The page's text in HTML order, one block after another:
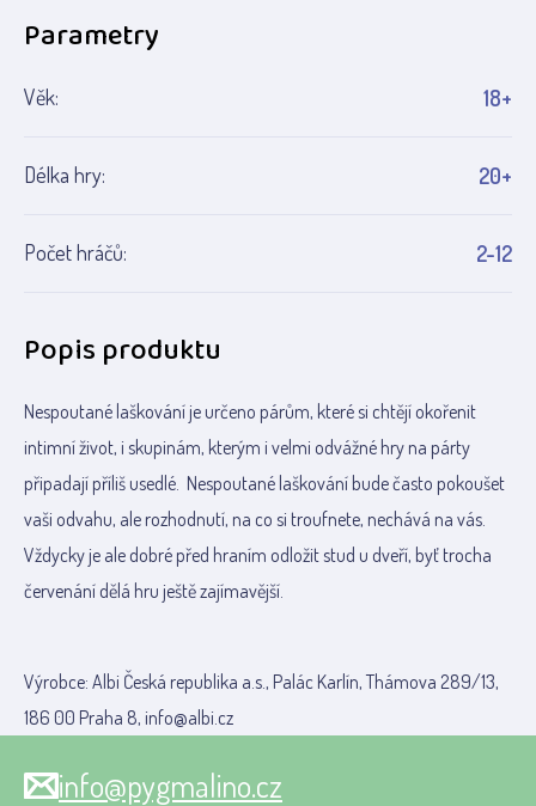
Popis produktu
Nespoutané laškování je určeno párům, které si chtějí okořenit
intimní život, i skupinám, kterým i velmi odvážné hry na párty
připadají příliš usedlé. Nespoutané laškování bude často pokoušet
vaši odvahu, ale rozhodnutí, na co si troufnete, nechává na vás.
Vždycky je ale dobré před hraním odložit stud u dveří, byť trocha
červenání dělá hru ještě zajímavější.
Výrobce: Albi Česká republika a.s., Palác Karlín, Thámova 289/13,
186 00 Praha 8, info@albi.cz
Parametry
Věk: 18+
Délka hry: 20+
Počet hráčů: 2-12
info@pygmalino.cz